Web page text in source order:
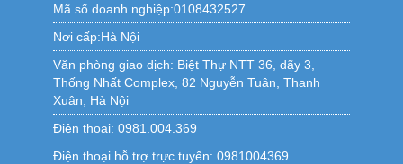
Mã số doanh nghiệp:0108432527
Nơi cấp:Hà Nội
Văn phòng giao dịch: Biệt Thự NTT 36, dãy 3,
Thống Nhất Complex, 82 Nguyễn Tuân, Thanh
Xuân, Hà Nội
Điện thoại: 0981.004.369
Điện thoại hỗ trợ trực tuyến: 0981004369